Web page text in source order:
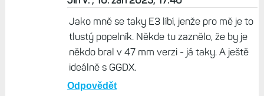
Radek, 10. září 2025, 17:45
Tak to asi možná i ano … mezi F8 a Enduro 3
bych asi sáhnul po Enduru … za mne nejlepší
look , který se dá i kombinovat s koženými
řemínky je T8 … je to trochu rozežranost, ale
už od Delty držím Tactix řadu :-)